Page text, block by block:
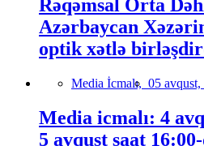
Rəqəmsal Orta
Azərbaycan
optik xətlə
Media İcmalı, 05 avqust,
Media icmalı: 4
5 avqust saat